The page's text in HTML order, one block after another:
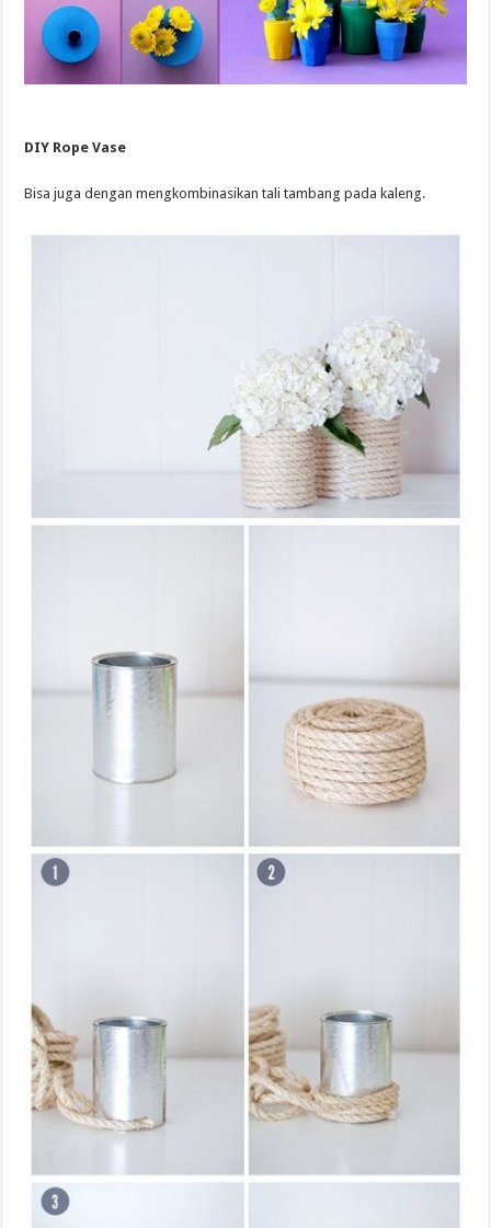
DIY Rope Vase
Bisa juga dengan mengkombinasikan tali tambang pada kaleng.